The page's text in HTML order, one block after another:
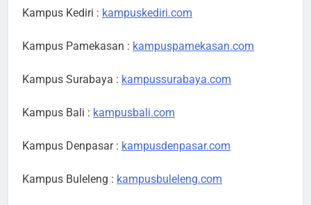
Kampus Kediri : kampuskediri.com
Kampus Pamekasan : kampuspamekasan.com
Kampus Surabaya : kampussurabaya.com
Kampus Bali : kampusbali.com
Kampus Denpasar : kampusdenpasar.com
Kampus Buleleng : kampusbuleleng.com